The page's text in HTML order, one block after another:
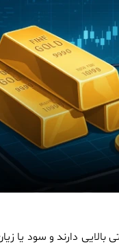
بالایی دارند و سود یا